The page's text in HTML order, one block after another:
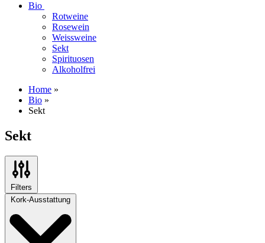
Bio
Rotweine
Rosewein
Weissweine
Sekt
Spirituosen
Alkoholfrei
Home »
Bio »
Sekt
Sekt
Filters
Kork-Ausstattung